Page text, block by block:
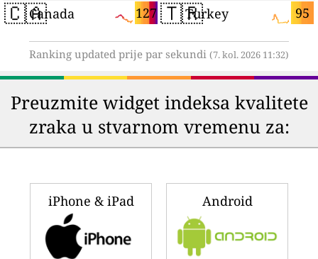
🇨🇦 127
Canada 🇹🇷 95
Turkey
Ranking updated prije par sekundi (7. kol. 2026 11:32)
Preuzmite widget indeksa kvalitete
zraka u stvarnom vremenu za:
iPhone & iPad Android